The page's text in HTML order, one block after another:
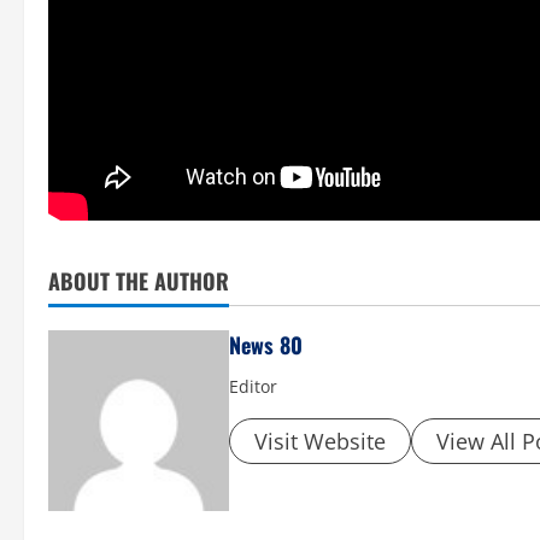
ABOUT THE AUTHOR
News 80
Editor
Visit Website View All